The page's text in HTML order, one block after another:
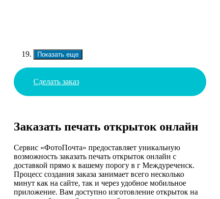
Показать еще
Сделать заказ
Заказать печать открыток онлайн
Сервис «ФотоПочта» предоставляет уникальную
возможность заказать печать открыток онлайн с
доставкой прямо к вашему порогу в г Междуреченск.
Процесс создания заказа занимает всего несколько
минут как на сайте, так и через удобное мобильное
приложение. Вам доступно изготовление открыток на